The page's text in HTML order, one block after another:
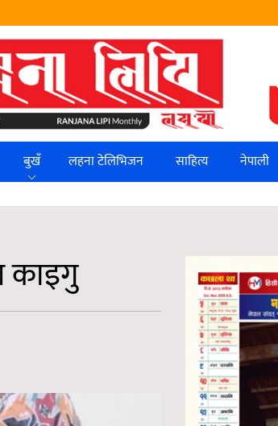
बुखँ लहना टेलिभिजन साहित्य नेपाली
काइगु